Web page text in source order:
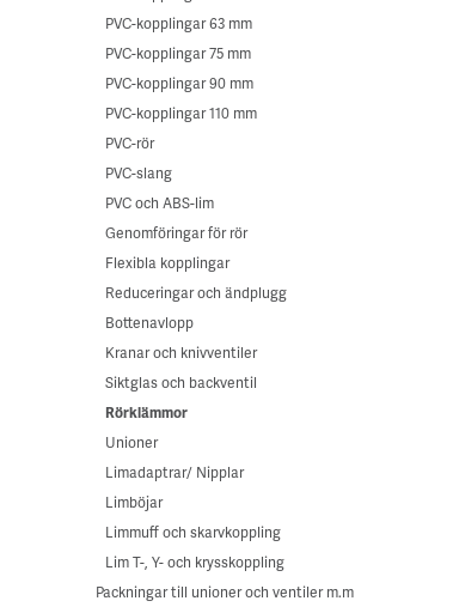
PVC-kopplingar 63 mm
PVC-kopplingar 75 mm
PVC-kopplingar 90 mm
PVC-kopplingar 110 mm
PVC-rör
PVC-slang
PVC och ABS-lim
Genomföringar för rör
Flexibla kopplingar
Reduceringar och ändplugg
Bottenavlopp
Kranar och knivventiler
Siktglas och backventil
Rörklämmor
Unioner
Limadaptrar/ Nipplar
Limböjar
Limmuff och skarvkoppling
Lim T-, Y- och krysskoppling
Packningar till unioner och ventiler m.m